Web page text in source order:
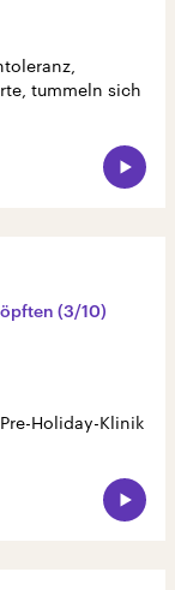
tummeln sich
(3/10)
Holiday-Klinik